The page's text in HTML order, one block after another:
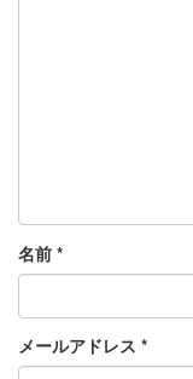
名前 *
メールアドレス *